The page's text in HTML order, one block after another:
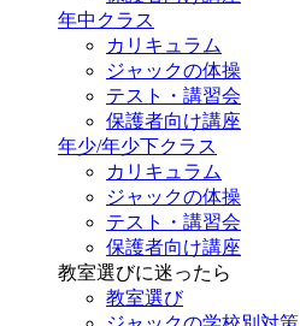
年中クラス
カリキュラム
ジャックの体操
テスト・講習会
保護者向け講座
年少/年少下クラス
カリキュラム
ジャックの体操
テスト・講習会
保護者向け講座
教室選びに迷ったら
教室選び